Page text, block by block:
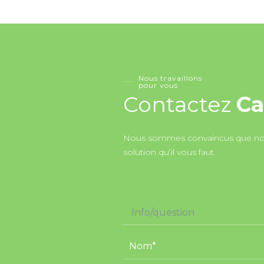
Nous travaillons
pour vous
Contactez
Nous sommes convaincus que
solution qu’il vous faut.